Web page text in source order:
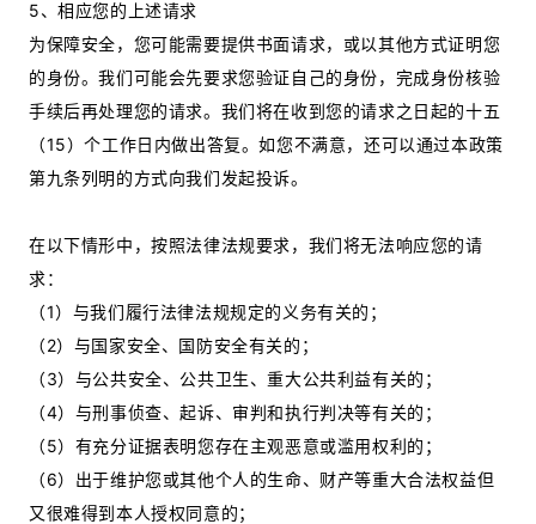
5、相应您的上述请求
为保障安全，您可能需要提供书面请求，或以其他方式证明您
的身份。我们可能会先要求您验证自己的身份，完成身份核验
手续后再处理您的请求。我们将在收到您的请求之日起的十五
（15）个工作日内做出答复。如您不满意，还可以通过本政策
第九条列明的方式向我们发起投诉。
在以下情形中，按照法律法规要求，我们将无法响应您的请
求：
（1）与我们履行法律法规规定的义务有关的；
（2）与国家安全、国防安全有关的；
（3）与公共安全、公共卫生、重大公共利益有关的；
（4）与刑事侦查、起诉、审判和执行判决等有关的；
（5）有充分证据表明您存在主观恶意或滥用权利的；
（6）出于维护您或其他个人的生命、财产等重大合法权益但
又很难得到本人授权同意的；